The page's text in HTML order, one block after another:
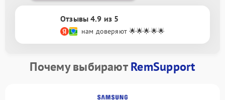
Отзывы 4.9 из 5
нам доверяют 🌟🌟🌟🌟🌟
Почему выбираютRemSupport